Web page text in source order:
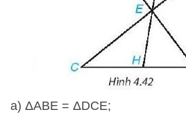
a) ΔABE = ΔDCE;